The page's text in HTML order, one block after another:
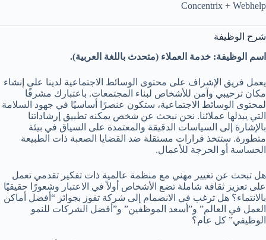
Concentrix + Webhelp
شرح الوظيفة
اسم الوظيفة: خدمة العملاء (متحدث باللغة العربية).
يعمل فريق الإشراف على محتوى الوسائط الاجتماعية لدينا على إنشاء
مكان ترحيبي وآمن للأشخاص لبناء المجتمعات. باعتبارك مشرفًا
لمحتوى الوسائط الاجتماعية، ستكون عنصرًا أساسيًا في جهود السلامة
التي يبذلها عملائنا. نحن نبحث عن شخص يمكنه تطبيق إرشاداتنا
بالإشارة إلى السياسات الدقيقة والمعتمدة على السياق في بيئة
متطورة. ستتخذ قرارات مستقلة ضد القضايا الصعبة ذات الطبيعة
الحساسة أو الحرجة للأعمال.
هل تبحث عن تغيير مهني مع منظمة عالمية ذات تفكير تقدمي تعمل
على تعزيز ثقافة شاملة تضع الأشخاص أولاً في الاعتبار وشعورًا حقيقيًا
بالانتماء؟ هل ترغب في الانضمام إلى شركة تفوز بجوائز “أفضل أماكن
العمل في العالم” و”أسعد الموظفين” و”أفضل الشركات للنمو
الوظيفي” كل عام؟